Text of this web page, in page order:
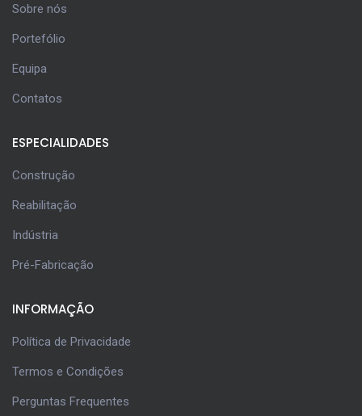
Sobre nós
Portefólio
Equipa
Contatos
ESPECIALIDADES
Construção
Reabilitação
Indústria
Pré-Fabricação
INFORMAÇÃO
Política de Privacidade
Termos e Condições
Perguntas Frequentes